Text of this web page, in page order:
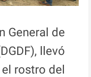
General de
llevó
rostro del